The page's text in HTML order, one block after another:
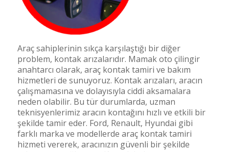
Araç sahiplerinin sıkça karşılaştığı bir diğer
problem, kontak arızalarıdır. Mamak oto çilingir
anahtarcı olarak, araç kontak tamiri ve bakım
hizmetleri de sunuyoruz. Kontak arızaları, aracın
çalışmamasına ve dolayısıyla ciddi aksamalara
neden olabilir. Bu tür durumlarda, uzman
teknisyenlerimiz aracın kontağını hızlı ve etkili bir
şekilde tamir eder. Ford, Renault, Hyundai gibi
farklı marka ve modellerde araç kontak tamiri
hizmeti vererek, aracınızın güvenli bir şekilde